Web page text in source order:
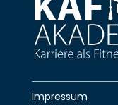
Impressum